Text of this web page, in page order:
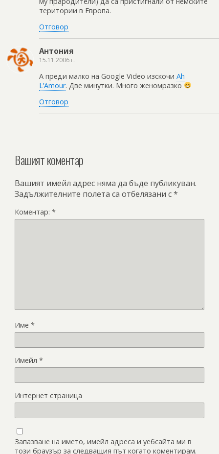
територии в Европа.
Отговор
Антония
15.11.2006 г.
А преди малко на Google Video изскочи Ah
L’Amour. Две минутки. Много женомразко
Отговор
Вашият коментар
Вашият имейл адрес няма да бъде публикуван.
Задължителните полета са отбелязани с*
Коментар: *
Име *
Имейл *
Интернет страница
Запазване на името, имейл адреса и уебсайта ми в
този браузър за следващия път когато коментирам.